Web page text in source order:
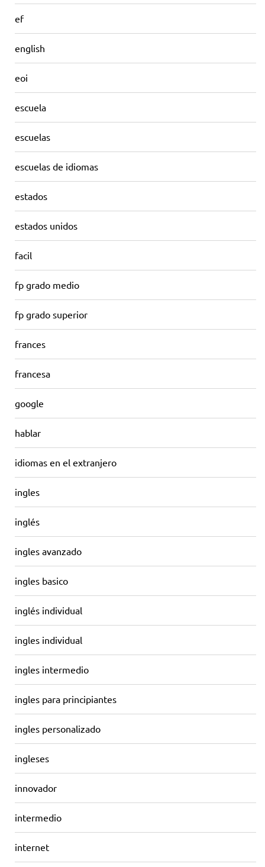
ef
english
eoi
escuela
escuelas
escuelas de idiomas
estados
estados unidos
facil
fp grado medio
fp grado superior
frances
francesa
google
hablar
idiomas en el extranjero
ingles
inglés
ingles avanzado
ingles basico
inglés individual
ingles individual
ingles intermedio
ingles para principiantes
ingles personalizado
ingleses
innovador
intermedio
internet